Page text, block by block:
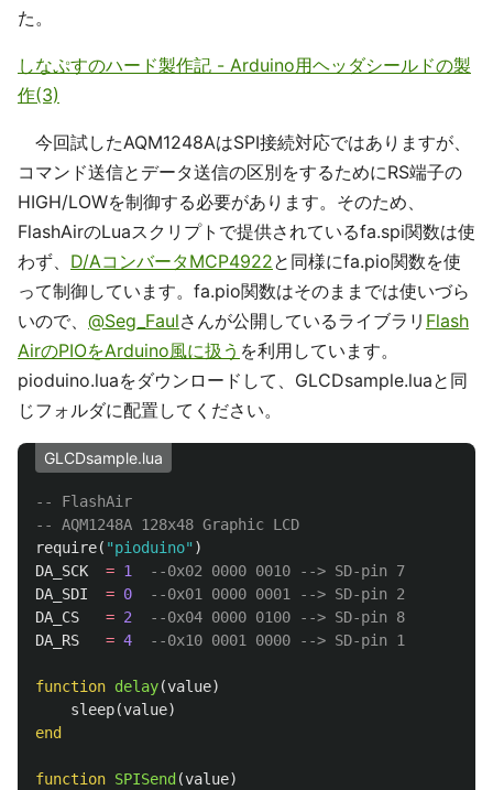
た。
しなぷすのハード製作記 - Arduino用ヘッダシールドの製
作(3)
今回試したAQM1248AはSPI接続対応ではありますが、
コマンド送信とデータ送信の区別をするためにRS端子の
HIGH/LOWを制御する必要があります。そのため、
FlashAirのLuaスクリプトで提供されているfa.spi関数は使
わず、 D/AコンバータMCP4922と同様にfa.pio関数を使
って制御しています。fa.pio関数はそのままでは使いづら
いので、 @Seg_Faulさんが公開しているライブラリ Flash
AirのPIOをArduino風に扱う を利用しています。
pioduino.luaをダウンロードして、GLCDsample.luaと同
じフォルダに配置してください。
GLCDsample.lua
-- FlashAir
-- AQM1248A 128x48 Graphic LCD
require( "pioduino" )
DA_SCK
= 1
--0x02 0000 0010 --> SD-pin 7
DA_SDI
= 0
--0x01 0000 0001 --> SD-pin 2
DA_CS
= 2
--0x04 0000 0100 --> SD-pin 8
DA_RS
= 4 --0x10 0001 0000 --> SD-pin 1
function delay(value)
sleep(value)
end
function SPISend (value)